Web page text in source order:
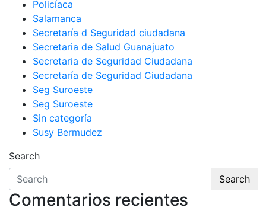
Policíaca
Salamanca
Secretaría d Seguridad ciudadana
Secretaria de Salud Guanajuato
Secretaria de Seguridad Ciudadana
Secretaría de Seguridad Ciudadana
Seg Suroeste
Seg Suroeste
Sin categoría
Susy Bermudez
Search
Search
Comentarios recientes